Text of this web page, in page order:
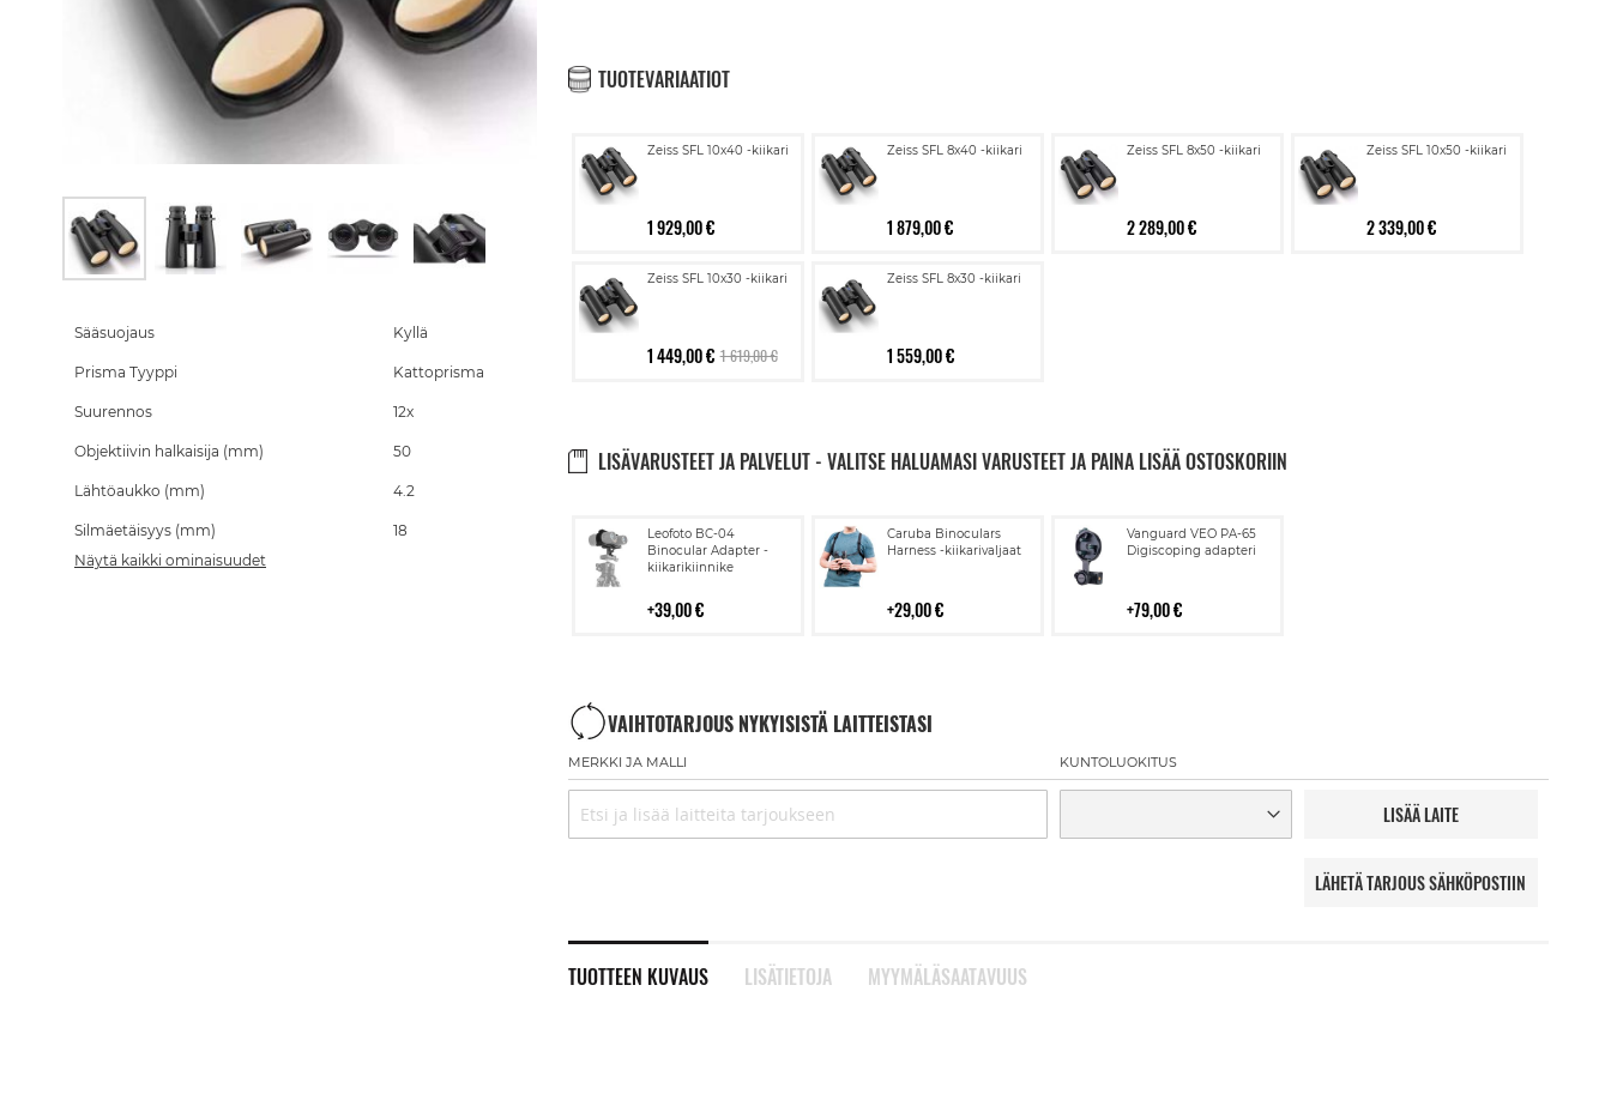
TUOTEVARIAATIOT
Zeiss SFL 10x40 -kiikari
1 929,00 €
Zeiss SFL 8x40 -kiikari
1 879,00 €
Zeiss SFL 8x50 -kiikari
2 289,00 €
Zeiss SFL 10x50 -kiikari
2 339,00 €
Zeiss SFL 10x30 -kiikari
1 449,00 € 1 619,00 €
Zeiss SFL 8x30 -kiikari
1 559,00 €
LISÄVARUSTEET JA PALVELUT - VALITSE HALUAMASI VARUSTEET JA PAINA LISÄÄ OSTOSKORIIN
Leofoto BC-04
Binocular Adapter -
kiikarikiinnike
39,00 €
Lisää
ostoskoriin
Caruba Binoculars
Harness -kiikarivaljaat
29,00 €
Lisää
ostoskoriin
Vanguard VEO PA-65
Digiscoping adapteri
79,00 €
Lisää
ostoskoriin
VAIHTOTARJOUS NYKYISISTÄ LAITTEISTASI
MERKKI JA MALLI KUNTOLUOKITUS
LISÄÄ LAITE
LÄHETÄ TARJOUS SÄHKÖPOSTIIN
TUOTTEEN KUVAUS LISÄTIETOJA MYYMÄLÄSAATAVUUS
the
images
Sääsuojaus Kyllä
Prisma Tyyppi Kattoprisma
Suurennos 12x
Objektiivin halkaisija (mm) 50
Lähtöaukko (mm) 4.2
Silmäetäisyys (mm)
18
Näytä kaikki ominaisuudet